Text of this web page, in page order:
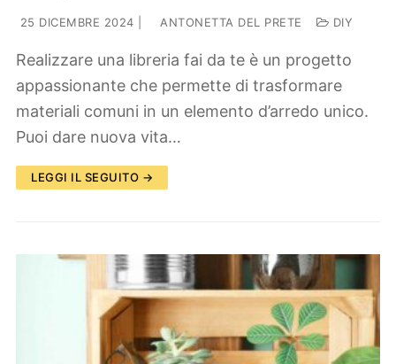
25 DICEMBRE 2024 ANTONETTA DEL PRETE DIY
Realizzare una libreria fai da te è un progetto
appassionante che permette di trasformare
materiali comuni in un elemento d’arredo unico.
Puoi dare nuova vita…
LEGGI IL SEGUITO →